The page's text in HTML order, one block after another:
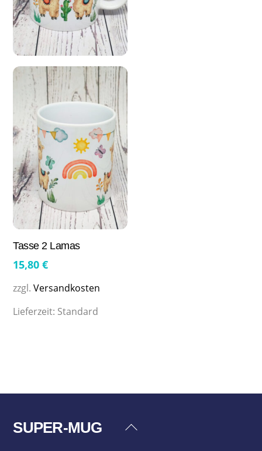
Tasse 2 Lamas
15,80€
zzgl.Versandkosten
Lieferzeit: Standard
Back
SUPER-MUG